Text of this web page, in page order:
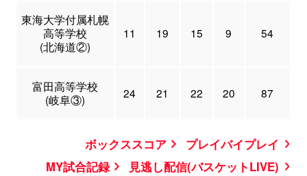
東海大学付属札幌
高等学校
(北海道②)
11 19 15 9 54
富田高等学校
(岐阜③)
24 21 22 20 87
ボックススコア
プレイバイプレイ
MY試合記録
見逃し配信(バスケットLIVE)